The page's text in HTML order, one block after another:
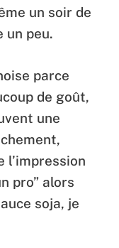
un soir de
un peu.
parce
de goût,
une
l’impression
pro” alors
soja, je